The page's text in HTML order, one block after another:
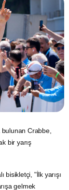
bulunan Crabbe,
bir yarış
bisikletçi, "İlk yarışı
gelmek